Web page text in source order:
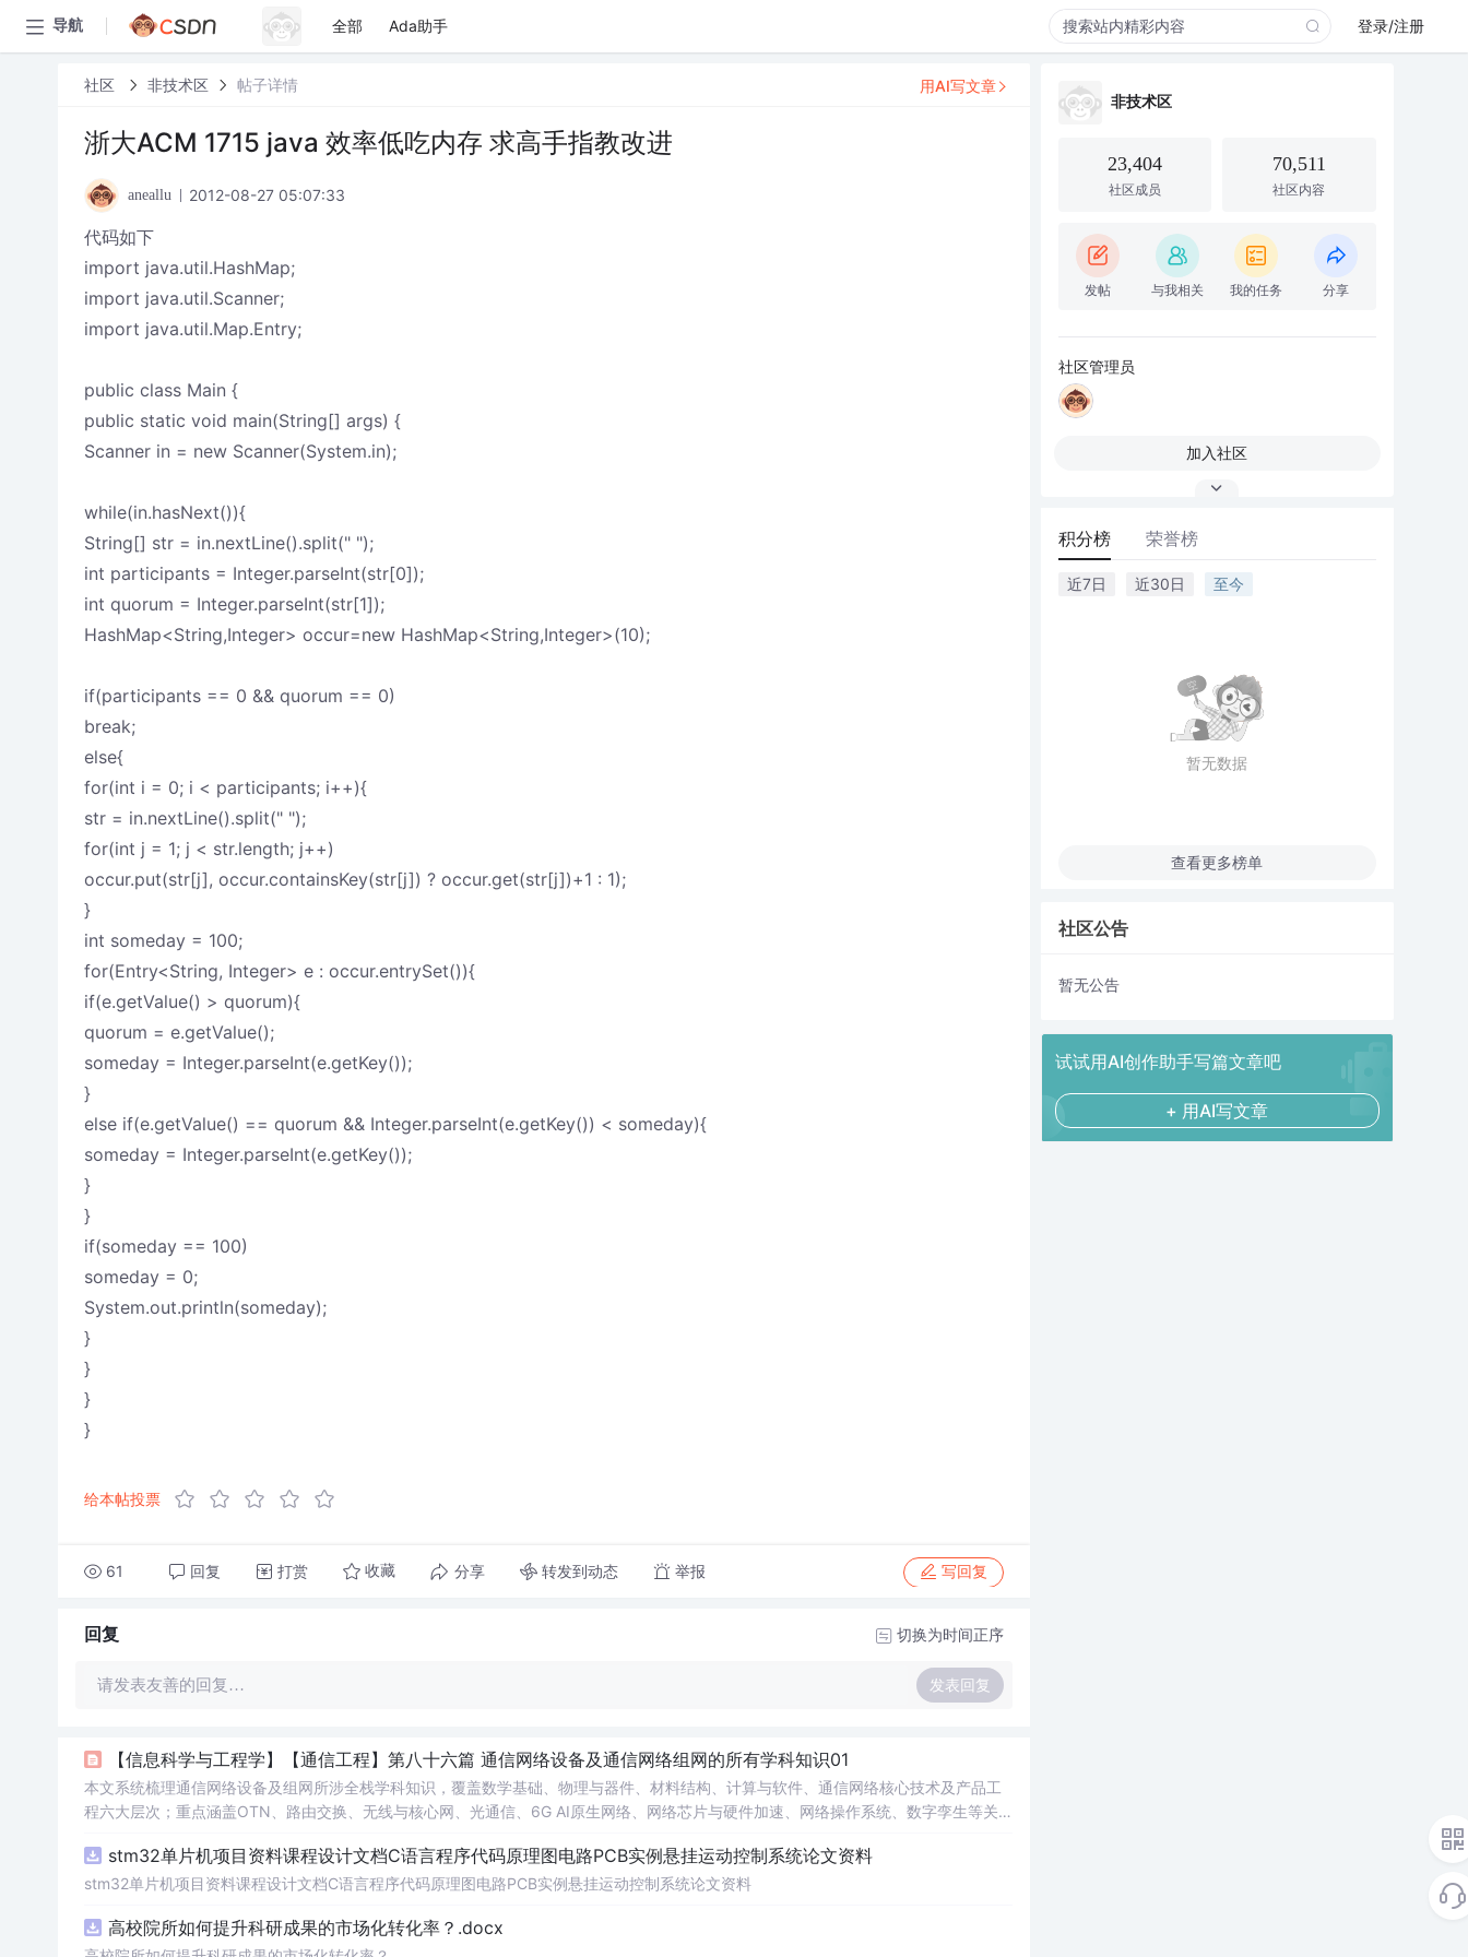
导航 全部 Ada助手 登录/注册
社区 非技术区 帖子详情
浙大ACM 1715 java 效率低吃内存 求高手指教改进
aneallu 2012-08-27 05:07:33
代码如下
import java.util.HashMap;
import java.util.Scanner;
import java.util.Map.Entry;
public class Main {
public static void main(String[] args) {
Scanner in = new Scanner(System.in);
while(in.hasNext()){
String[] str = in.nextLine().split(" ");
int participants = Integer.parseInt(str[0]);
int quorum = Integer.parseInt(str[1]);
HashMap<String,Integer> occur=new HashMap<String,Integer>(10);
if(participants == 0 && quorum == 0)
break;
else{
for(int i = 0; i < participants; i++){
str = in.nextLine().split(" ");
for(int j = 1; j < str.length; j++)
occur.put(str[j], occur.containsKey(str[j]) ? occur.get(str[j])+1 : 1);
}
int someday = 100;
for(Entry<String, Integer> e : occur.entrySet()){
if(e.getValue() > quorum){
quorum = e.getValue();
someday = Integer.parseInt(e.getKey());
}
else if(e.getValue() == quorum && Integer.parseInt(e.getKey()) < someday){
someday = Integer.parseInt(e.getKey());
}
}
if(someday == 100)
someday = 0;
System.out.println(someday);
}
}
}
}
给本帖投票
61 回复 打赏 收藏 分享 转发到动态 举报 写回复
用AI写文章
回复 切换为时间正序
请发表友善的回复… 发表回复
【信息科学与工程学】【通信工程】第八十六篇 通信网络设备及通信网络组网的所有学科知识01
本文系统梳理通信网络设备及组网所涉全栈学科知识，覆盖数学基础、物理与器件、材料结构、计算与软件、通信网络核心技术及产品工
程六大层次；重点涵盖OTN、路由交换、无线与核心网、光通信、6G AI原生网络、网络芯片与硬件加速、网络操作系统、数字孪生等关
stm32单片机项目资料课程设计文档C语言程序代码原理图电路PCB实例悬挂运动控制系统论文资料
stm32单片机项目资料课程设计文档C语言程序代码原理图电路PCB实例悬挂运动控制系统论文资料
高校院所如何提升科研成果的市场化转化率？.docx
非技术区
23,404
社区成员
70,511
社区内容
发帖 与我相关 我的任务 分享
社区管理员
加入社区
积分榜 荣誉榜
近7日 近30日 至今
暂无数据
查看更多榜单
社区公告
暂无公告
试试用AI创作助手写篇文章吧
+ 用AI写文章